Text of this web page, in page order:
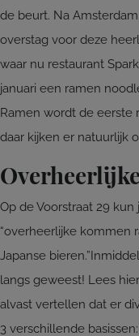
de beurt. Na
overstag voor deze
waar nu restaurant
januari een ramen
Ramen wordt de eerste
daar kijken er natuurlijk
Op de Voorstraat 29
“overheerlijke kommen
Japanse
langs geweest! Lees
alvast vertellen dat er
3 verschillende